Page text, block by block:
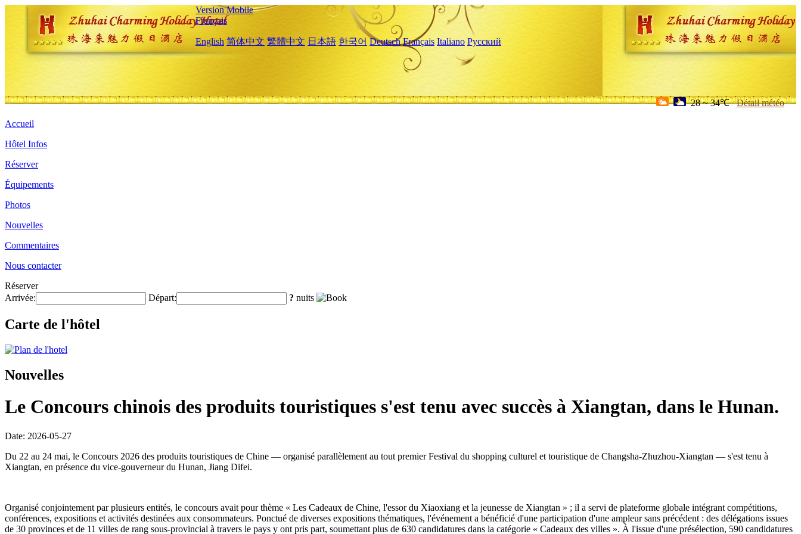
Version Mobile
Français
English 简体中文 繁體中文 日本語 한국어 Deutsch Français Italiano Русский
28 ~ 34℃ Détail météo
Accueil
Hôtel Infos
Réserver
Équipements
Photos
Nouvelles
Commentaires
Nous contacter
Réserver
Arrivée:
Départ: ? nuits
Carte de l'hôtel
Nouvelles
Le Concours chinois des produits touristiques s'est tenu avec succès à Xiangtan, dans le Hunan.
Date: 2026-05-27
Du 22 au 24 mai, le Concours 2026 des produits touristiques de Chine — organisé parallèlement au tout premier Festival du shopping culturel et touristique de Changsha-Zhuzhou-Xiangtan — s'est tenu à
Xiangtan, en présence du vice-gouverneur du Hunan, Jiang Difei.
Organisé conjointement par plusieurs entités, le concours avait pour thème « Les Cadeaux de Chine, l'essor du Xiaoxiang et la jeunesse de Xiangtan » ; il a servi de plateforme globale intégrant compétitions,
conférences, expositions et activités destinées aux consommateurs. Ponctué de diverses expositions thématiques, l'événement a bénéficié d'une participation d'une ampleur sans précédent : des délégations issues
de 30 provinces et de 11 villes de rang sous-provincial à travers le pays y ont pris part, soumettant plus de 630 candidatures dans la catégorie « Cadeaux des villes ». À l'issue d'une présélection, 590 candidatures